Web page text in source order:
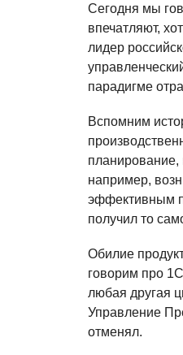
Сегодня мы
впечатляют,
лидер
парадигме
Вспомним
планирование,
например,
эффективным
получил то
Обилие
говорим про
любая другая
Управление
отменял.